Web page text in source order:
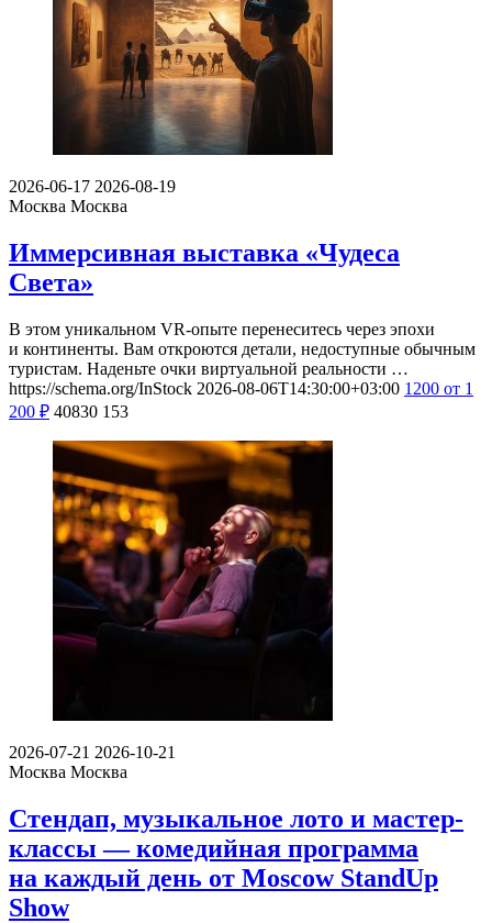
2026-06-17 2026-08-19
Москва Москва
Иммерсивная выставка «Чудеса
Света»
В этом уникальном VR-опыте перенеситесь через эпохи
и континенты. Вам откроются детали, недоступные обычным
туристам. Наденьте очки виртуальной реальности …
https://schema.org/InStock 2026-08-06T14:30:00+03:00 1200 от 1
200 ₽ 40830 153
2026-07-21 2026-10-21
Москва Москва
Стендап, музыкальное лото и мастер-
классы — комедийная программа
на каждый день от Moscow StandUp
Show